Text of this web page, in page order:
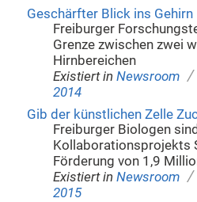
Geschärfter Blick ins Gehirn
Freiburger
Grenze zwischen zwei
Hirnbereichen
Existiert in Newsroom /
2014
Gib der künstlichen Zelle
Freiburger Biologen
Kollaborationsprojekts
Förderung von 1,9
Existiert in Newsroom /
2015